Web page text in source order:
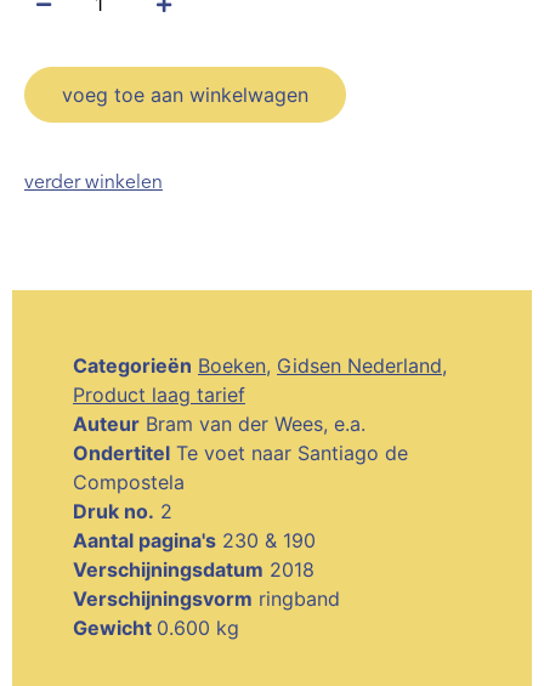
voeg toe aan winkelwagen
verder winkelen
Categorieën Boeken, Gidsen Nederland,
Product laag tarief
Auteur Bram van der Wees, e.a.
Ondertitel Te voet naar Santiago de
Compostela
Druk no. 2
Aantal pagina's 230 & 190
Verschijningsdatum 2018
Verschijningsvorm ringband
Gewicht 0.600 kg